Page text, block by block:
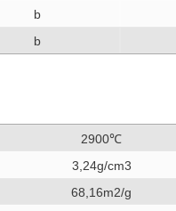
b
b
2900℃
3,24g/cm3
68,16m2/g